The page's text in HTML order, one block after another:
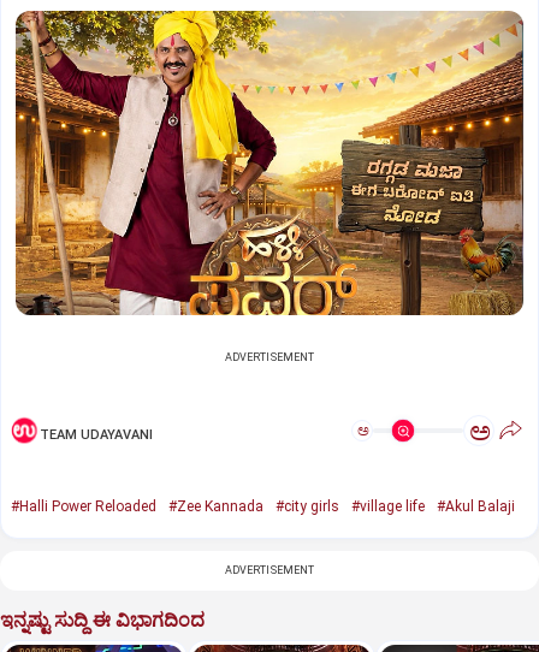
ADVERTISEMENT
TEAM UDAYAVANI ಅ ಅ
#Halli Power Reloaded #Zee Kannada #city girls #village life #Akul Balaji
ADVERTISEMENT
ಇನ್ನಷ್ಟು ಸುದ್ದಿ ಈ ವಿಭಾಗದಿಂದ